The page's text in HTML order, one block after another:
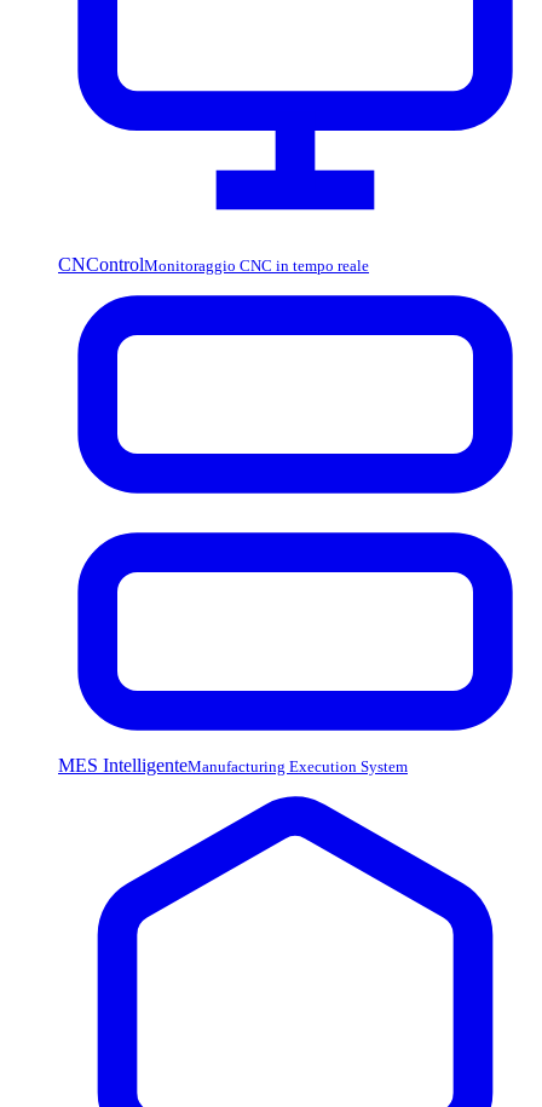
CNControlMonitoraggio CNC in tempo reale
MES IntelligenteManufacturing Execution System